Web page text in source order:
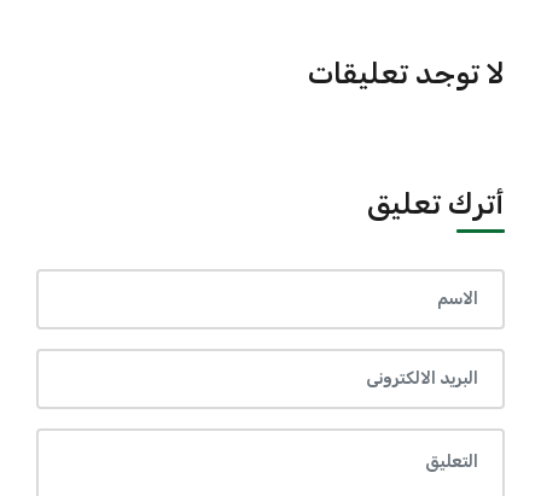
لا توجد تعليقات
أترك تعليق